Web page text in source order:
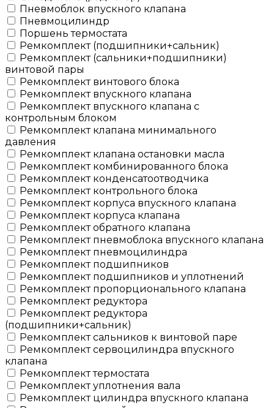
Пневмоблок впускного клапана
Пневмоцилиндр
Поршень термостата
Ремкомплект (подшипники+сальник)
Ремкомплект (сальники+подшипники)
винтовой пары
Ремкомплект винтового блока
Ремкомплект впускного клапана
Ремкомплект впускного клапана с
контрольным блоком
Ремкомплект клапана минимального
давления
Ремкомплект клапана остановки масла
Ремкомплект комбинированного блока
Ремкомплект конденсатоотводчика
Ремкомплект контрольного блока
Ремкомплект корпуса впускного клапана
Ремкомплект корпуса клапана
Ремкомплект обратного клапана
Ремкомплект пневмоблока впускного клапана
Ремкомплект пневмоцилиндра
Ремкомплект подшипников
Ремкомплект подшипников и уплотнений
Ремкомплект пропорционального клапана
Ремкомплект редуктора
Ремкомплект редуктора
(подшипники+сальник)
Ремкомплект сальников к винтовой паре
Ремкомплект сервоцилиндра впускного
клапана
Ремкомплект термостата
Ремкомплект уплотнения вала
Ремкомплект цилиндра впускного клапана